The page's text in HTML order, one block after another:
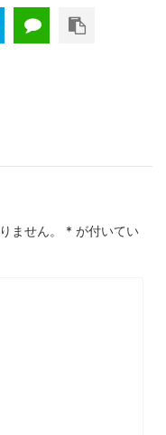
ません。 * が付いてい